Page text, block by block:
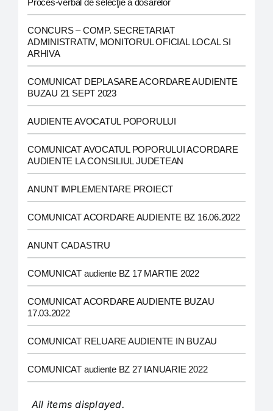
Proces-verbal de selecţie a dosarelor
CONCURS – COMP. SECRETARIAT
ADMINISTRATIV, MONITORUL OFICIAL LOCAL SI
ARHIVA
COMUNICAT DEPLASARE ACORDARE AUDIENTE
BUZAU 21 SEPT 2023
AUDIENTE AVOCATUL POPORULUI
COMUNICAT AVOCATUL POPORULUI ACORDARE
AUDIENTE LA CONSILIUL JUDETEAN
ANUNT IMPLEMENTARE PROIECT
COMUNICAT ACORDARE AUDIENTE BZ 16.06.2022
ANUNT CADASTRU
COMUNICAT audiente BZ 17 MARTIE 2022
COMUNICAT ACORDARE AUDIENTE BUZAU
17.03.2022
COMUNICAT RELUARE AUDIENTE IN BUZAU
COMUNICAT audiente BZ 27 IANUARIE 2022
All items displayed.